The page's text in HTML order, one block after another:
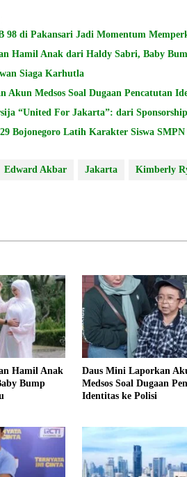
98 di Pakansari Jadi Momentum
Hamil Anak dari Haldy Sabri, Baby
Siaga Karhutla
Akun Medsos Soal Dugaan Pencatutan
“United For Jakarta”: dari
Bojonegoro Latih Karakter Siswa SMPN
Edward Akbar Jakarta Kimberly
Hamil Anak
Bump
Daus Mini Laporkan
Medsos Soal Dugaan
Identitas ke Polisi